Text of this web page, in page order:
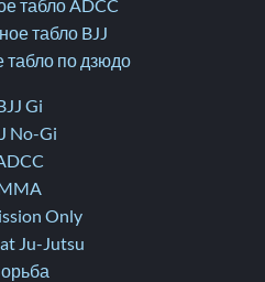
табло ADCC
табло BJJ
табло по дзюдо
Gi
No-Gi
Only
Ju-Jutsu